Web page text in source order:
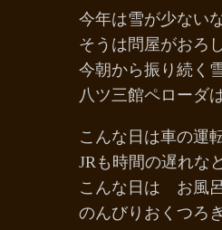
今年は雪が少ない
そうは問屋がおろ
今朝から振り続く
八ツ三館ペローダ
こんな日は車の運
JRも時間の遅れな
こんな日は お風
のんびりおくつろ